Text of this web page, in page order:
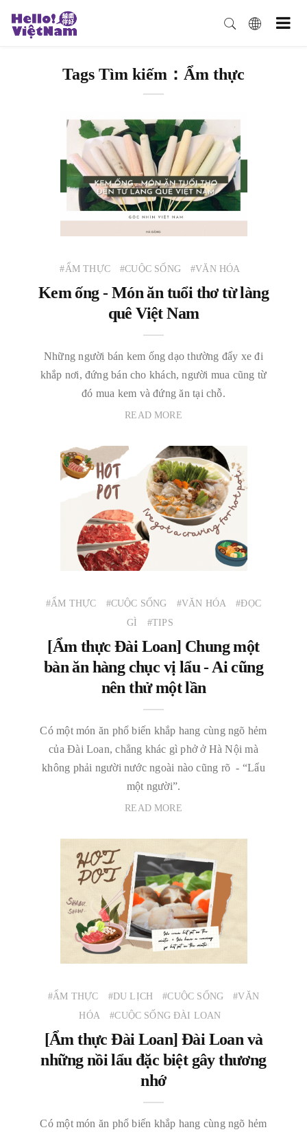
Tags Tìm kiếm：Ẩm thực
#ẨM THỰC #CUỘC SỐNG #VĂN HÓA
Kem ống - Món ăn tuổi thơ từ làng
quê Việt Nam
Những người bán kem ống dạo thường đẩy xe đi
khắp nơi, đứng bán cho khách, người mua cũng từ
đó mua kem và đứng ăn tại chỗ.
READ MORE
#ẨM THỰC #CUỘC SỐNG #VĂN HÓA
#ĐỌC
GÌ
#TIPS
[Ẩm thực Đài Loan] Chung một
bàn ăn hàng chục vị lẩu - Ai cũng
nên thử một lần
Có một món ăn phổ biến khắp hang cùng ngõ hẻm
của Đài Loan, chẳng khác gì phở ở Hà Nội mà
không phải người nước ngoài nào cũng rõ - “Lẩu
một người”.
READ MORE
#ẨM THỰC #DU LỊCH #CUỘC SỐNG
#VĂN
HÓA
#CUỘC SỐNG ĐÀI LOAN
[Ẩm thực Đài Loan] Đài Loan và
những nồi lẩu đặc biệt gây thương
nhớ
Có một món ăn phổ biến khắp hang cùng ngõ hẻm